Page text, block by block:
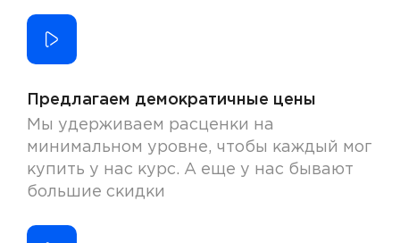
Предлагаем демократичные цены
Мы удерживаем расценки на
минимальном уровне, чтобы каждый мог
купить у нас курс. А еще у нас бывают
большие скидки